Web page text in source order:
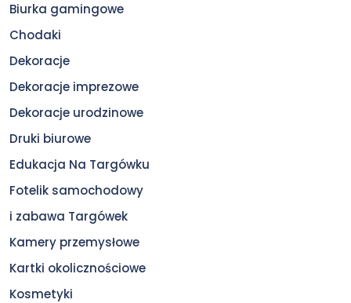
Biurka gamingowe
Chodaki
Dekoracje
Dekoracje imprezowe
Dekoracje urodzinowe
Druki biurowe
Edukacja Na Targówku
Fotelik samochodowy
i zabawa Targówek
Kamery przemysłowe
Kartki okolicznościowe
Kosmetyki